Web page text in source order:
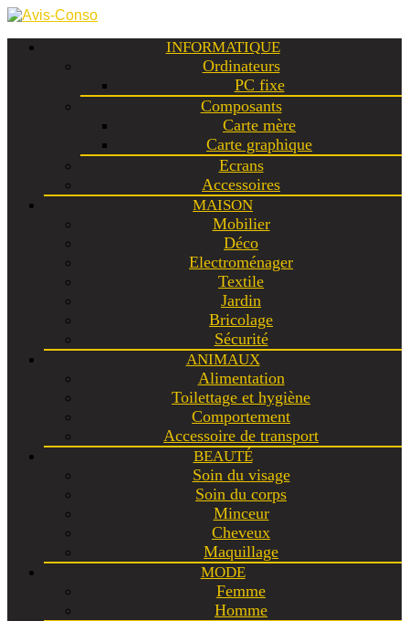
INFORMATIQUE
Ordinateurs
PC fixe
Composants
Carte mère
Carte graphique
Ecrans
Accessoires
MAISON
Mobilier
Déco
Electroménager
Textile
Jardin
Bricolage
Sécurité
ANIMAUX
Alimentation
Toilettage et hygiène
Comportement
Accessoire de transport
BEAUTÉ
Soin du visage
Soin du corps
Minceur
Cheveux
Maquillage
MODE
Femme
Homme